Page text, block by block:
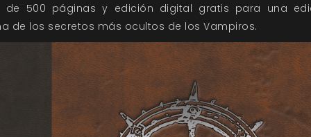
de 500 páginas y edición digital gratis para una
de los secretos más ocultos de los Vampiros.